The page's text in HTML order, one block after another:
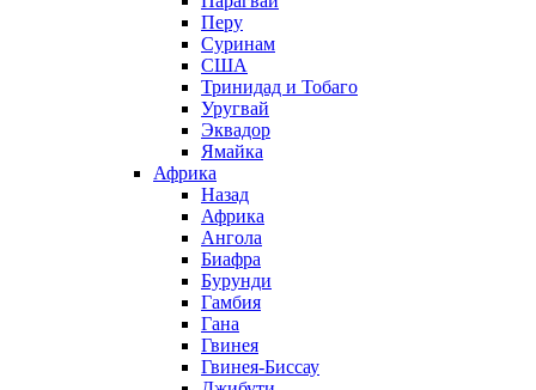
Перу
Суринам
США
Тринидад и Тобаго
Уругвай
Эквадор
Ямайка
Африка
Назад
Африка
Ангола
Биафра
Бурунди
Гамбия
Гана
Гвинея
Гвинея-Биссау